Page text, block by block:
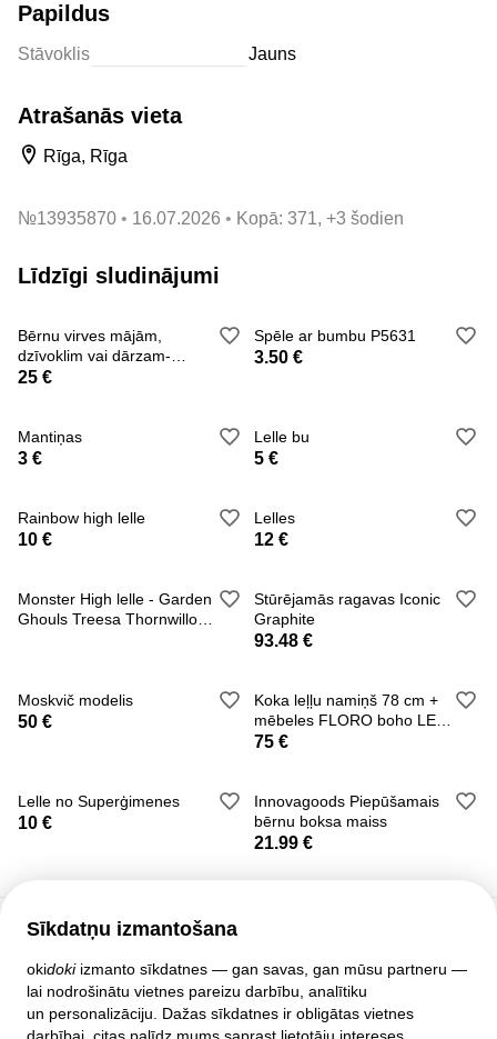
Papildus
Stāvoklis Jauns
Atrašanās vieta
Rīga, Rīga
№13935870 16.07.2026 Kopā: 371, +3 šodien
Līdzīgi sludinājumi
Bērnu virves mājām,
dzīvoklim vai dārzam-
230cm
25 €
Spēle ar bumbu P5631
3.50 €
Mantiņas
3 €
Lelle bu
5 €
Rainbow high lelle
10 €
Lelles
12 €
Monster High lelle - Garden
Ghouls Treesa Thornwillow
Stūrējamās ragavas Iconic
Graphite
93.48 €
Moskvič modelis
50 €
Koka leļļu namiņš 78 cm +
mēbeles FLORO boho LED
(5944)
75 €
Lelle no Superģimenes
10 €
Innovagoods Piepūšamais
bērnu boksa maiss
21.99 €
Sīkdatņu izmantošana
okidokiizmanto sīkdatnes — gan savas, gan mūsu partneru —
lai nodrošinātu vietnes pareizu darbību, analītiku
un personalizāciju. Dažas sīkdatnes ir obligātas vietnes
Klientu atbalsts
Palīdzība
Politika un līgumi